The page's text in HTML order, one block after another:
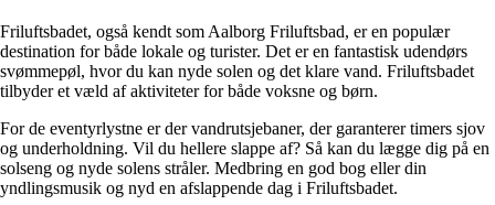
Friluftsbadet, også kendt som Aalborg Friluftsbad, er en populær
destination for både lokale og turister. Det er en fantastisk udendørs
svømmepøl, hvor du kan nyde solen og det klare vand. Friluftsbadet
tilbyder et væld af aktiviteter for både voksne og børn.
For de eventyrlystne er der vandrutsjebaner, der garanterer timers sjov
og underholdning. Vil du hellere slappe af? Så kan du lægge dig på en
solseng og nyde solens stråler. Medbring en god bog eller din
yndlingsmusik og nyd en afslappende dag i Friluftsbadet.